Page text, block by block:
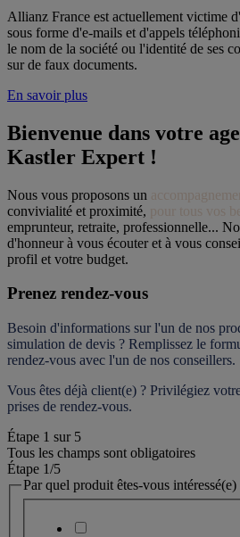
Allianz France est actuellement victime
sous forme d'e-mails et d'appels
le nom de la société ou l'identité de ses
sur de faux documents.
En savoir plus
Bienvenue dans votre
Kastler Expert !
Nous vous proposons un
convivialité et proximité, pour tous vos
emprunteur, retraite, professionnelle...
d'honneur à vous écouter et à vous
profil et votre budget.
Prenez rendez-vous
Besoin d'informations sur l'un de nos
simulation de devis ? Remplissez le
rendez-vous avec l'un de nos conseillers.
Vous êtes déjà client(e) ? Privilégiez
prises de rendez-vous.
Étape 1 sur 5
Tous les champs sont obligatoires
Étape 1/5
Par quel produit êtes-vous intéressé(e)